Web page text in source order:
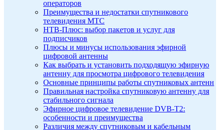
операторов
Преимущества и недостатки спутникового
телевидения МТС
НТВ-Плюс: выбор пакетов и услуг для
подписчиков
Плюсы и минусы использования эфирной
цифровой антенны
Как выбрать и установить подходящую эфирную
антенну для просмотра цифрового телевидения
Основные принципы работы спутниковых антенн
Правильная настройка спутниковую антенну для
стабильного сигнала
Эфирное цифровое телевидение DVB-T2:
особенности и преимущества
Различия между спутниковым и кабельным